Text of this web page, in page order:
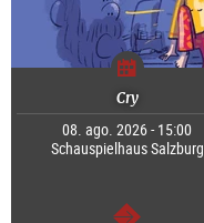
Cry
08. ago. 2026 - 15:00
Schauspielhaus Salzburg